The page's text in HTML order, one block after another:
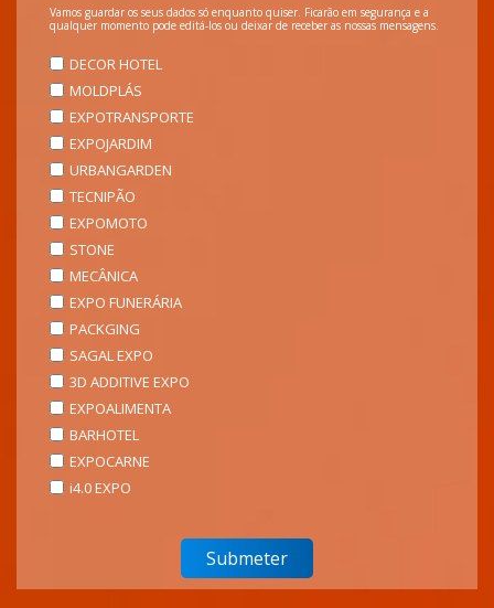
Vamos guardar os seus dados só enquanto quiser. Ficarão em segurança e a
qualquer momento pode editá-los ou deixar de receber as nossas mensagens.
DECOR HOTEL
MOLDPLÁS
EXPOTRANSPORTE
EXPOJARDIM
URBANGARDEN
TECNIPÃO
EXPOMOTO
STONE
MECÂNICA
EXPO FUNERÁRIA
PACKGING
SAGAL EXPO
3D ADDITIVE EXPO
EXPOALIMENTA
BARHOTEL
EXPOCARNE
i4.0 EXPO